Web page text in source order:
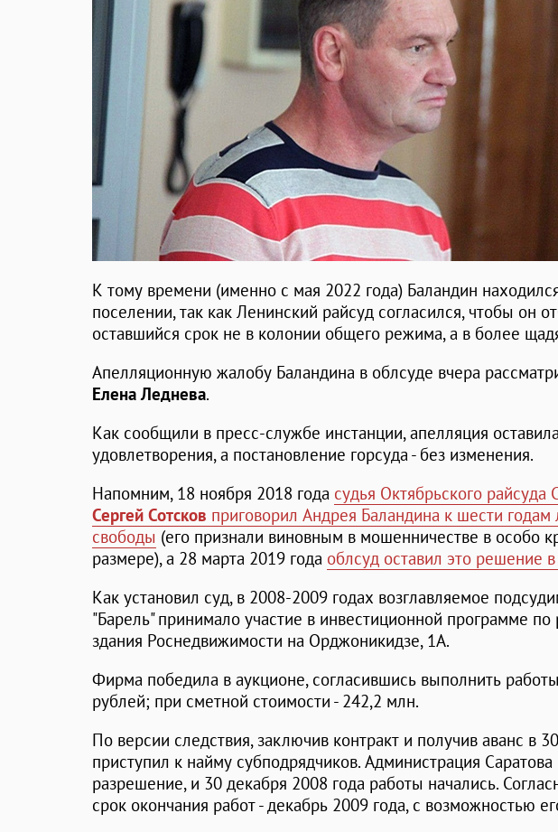
К тому времени (именно с мая 2022 года) Баландин
поселении, так как Ленинский райсуд согласился, чтобы он
оставшийся срок не в колонии общего режима, а в более
Апелляционную жалобу Баландина в облсуде вчера
Елена Леднева.
Как сообщили в пресс-службе инстанции, апелляция
удовлетворения, а постановление горсуда - без изменения.
Напомним, 18 ноября 2018 года судья Октябрьского райсуда
Сергей Сотсков приговорил Андрея Баландина к шести
свободы (его признали виновным в мошенничестве в особо
размере), а 28 марта 2019 года облсуд оставил это решение
Как установил суд, в 2008-2009 годах возглавляемое
"Барель" принимало участие в инвестиционной программе по
здания Роснедвижимости на Орджоникидзе, 1А.
Фирма победила в аукционе, согласившись выполнить
рублей; при сметной стоимости - 242,2 млн.
По версии следствия, заключив контракт и получив аванс в
приступил к найму субподрядчиков. Администрация
разрешение, и 30 декабря 2008 года работы начались.
срок окончания работ - декабрь 2009 года, с возможностью